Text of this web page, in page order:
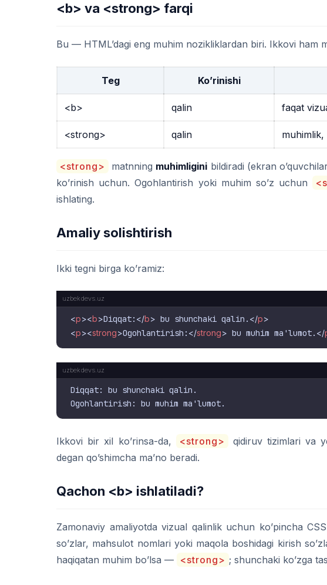
<b> va <strong> farqi
Bu — HTML’dagi eng muhim nozikliklardan biri. Ikkovi ham
Teg Ko’rinishi
<b> qalin faqat
<strong> qalin muhimlik,
<strong> matnning muhimligini bildiradi (ekran
ko’rinish uchun. Ogohlantirish yoki muhim so’z uchun
ishlating.
Amaliy solishtirish
Ikki tegni birga ko’ramiz:
<p><b>Diqqat: </b> bu shunchaki qalin. </p>
<p><strong>Ogohlantirish: </strong> bu muhim ma'lumot. </
Diqqat: bu shunchaki qalin.
Ikkovi bir xil ko’rinsa-da, <strong>
qidiruv tizimlari va
degan qo’shimcha ma’no beradi.
Qachon <b> ishlatiladi?
Zamonaviy amaliyotda vizual qalinlik uchun ko’pincha
so’zlar, mahsulot nomlari yoki maqola boshidagi kirish
haqiqatan muhim bo’lsa — <strong> ; shunchaki ko’zga